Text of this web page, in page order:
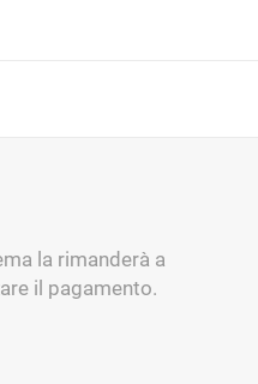
la rimanderà a
il pagamento.